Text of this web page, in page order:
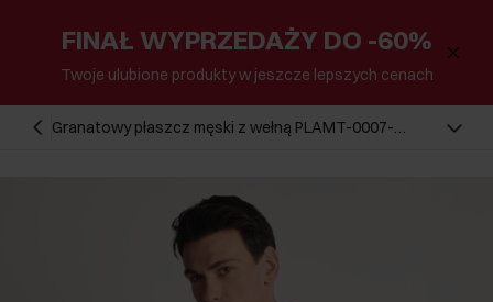
FINAŁ WYPRZEDAŻY DO -60%
Twoje ulubione produkty w jeszcze lepszych cenach
Granatowy płaszcz męski z wełną PLAMT-0007-